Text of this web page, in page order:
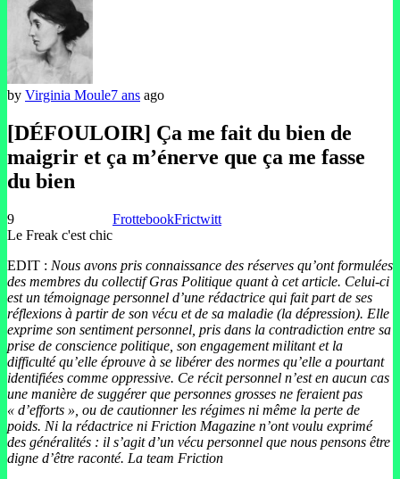
by Virginia Moule7 ans ago
[DÉFOULOIR] Ça me fait du bien de
maigrir et ça m’énerve que ça me fasse
du bien
9
Le Freak c'est chic
FrottebookFrictwitt
EDIT : Nous avons pris connaissance des réserves qu’ont formulées
des membres du collectif Gras Politique quant à cet article. Celui-ci
est un témoignage personnel d’une rédactrice qui fait part de ses
réflexions à partir de son vécu et de sa maladie (la dépression). Elle
exprime son sentiment personnel, pris dans la contradiction entre sa
prise de conscience politique, son engagement militant et la
difficulté qu’elle éprouve à se libérer des normes qu’elle a pourtant
identifiées comme oppressive. Ce récit personnel n’est en aucun cas
une manière de suggérer que personnes grosses ne feraient pas
« d’efforts », ou de cautionner les régimes ni même la perte de
poids. Ni la rédactrice ni Friction Magazine n’ont voulu exprimé
des généralités : il s’agit d’un vécu personnel que nous pensons être
digne d’être raconté. La team Friction